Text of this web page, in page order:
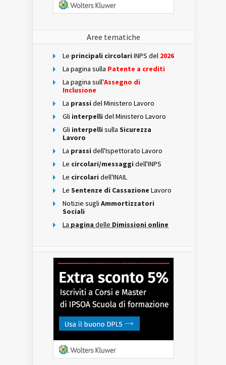
Aree tematiche
Le principali circolari INPS del 2026
La pagina sulla Patente a crediti
La pagina sull'Assegno di
Inclusione
La prassi del Ministero Lavoro
Gli interpelli del Ministero Lavoro
Gli interpelli sulla Sicurezza
Lavoro
La prassi dell'Ispettorato Lavoro
Le circolari/messaggi dell'INPS
Le circolari dell'INAIL
Le Sentenze di Cassazione Lavoro
Notizie sugli Ammortizzatori
Sociali
La pagina delle Dimissioni online